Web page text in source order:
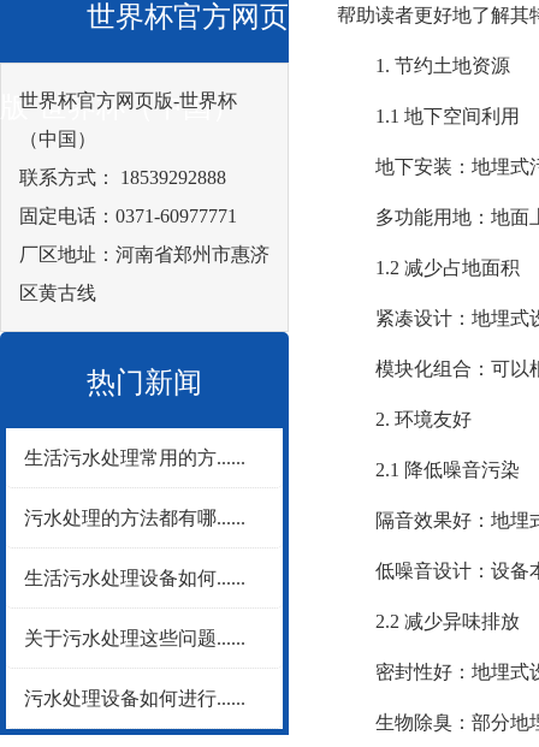
世界杯官方网页
版-世界杯（中国）
世界杯官方网页版-世界杯
（中国）
联系方式： 18539292888
固定电话：0371-60977771
厂区地址：河南省郑州市惠济
区黄古线
热门新闻
生活污水处理常用的方......
污水处理的方法都有哪......
生活污水处理设备如何......
关于污水处理这些问题......
污水处理设备如何进行......
帮助读者更好地了解其
1. 节约土地资源
1.1 地下空间利用
地下安装：地埋式污
多功能用地：地面上
1.2 减少占地面积
紧凑设计：地埋式设
模块化组合：可以根
2. 环境友好
2.1 降低噪音污染
隔音效果好：地埋式
低噪音设计：设备本
2.2 减少异味排放
密封性好：地埋式设
生物除臭：部分地埋